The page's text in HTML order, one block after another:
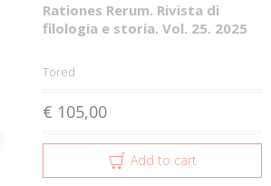
Rationes Rerum. Rivista di
filologia e storia. Vol. 25. 2025
Tored
€ 105,00
Add to cart